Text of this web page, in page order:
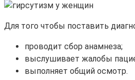
Для того чтобы поставить
проводит сбор анамнеза;
выслушивает жалобы
выполняет общий осмотр.